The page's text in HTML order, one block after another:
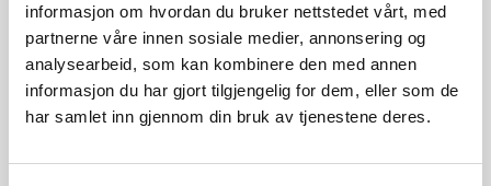
informasjon om hvordan du bruker nettstedet vårt, med
partnerne våre innen sosiale medier, annonsering og
analysearbeid, som kan kombinere den med annen
informasjon du har gjort tilgjengelig for dem, eller som de
har samlet inn gjennom din bruk av tjenestene deres.
vassdrag, heretter må rettes til Miljødirektoratet sine
ordninger, sier Samdal.
Slutt på støtte til private eiere
Fra 2025 vil ikke private kunne søke om tilskudd til flom- og